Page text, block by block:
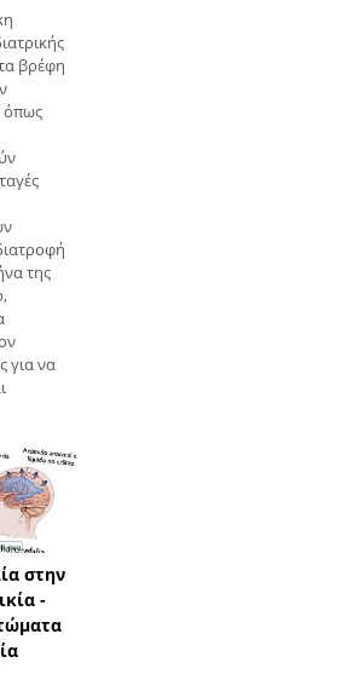
αυτή
από
των
βρέφη
όπως
της
για να
αυτή
αρχή,
στην
-